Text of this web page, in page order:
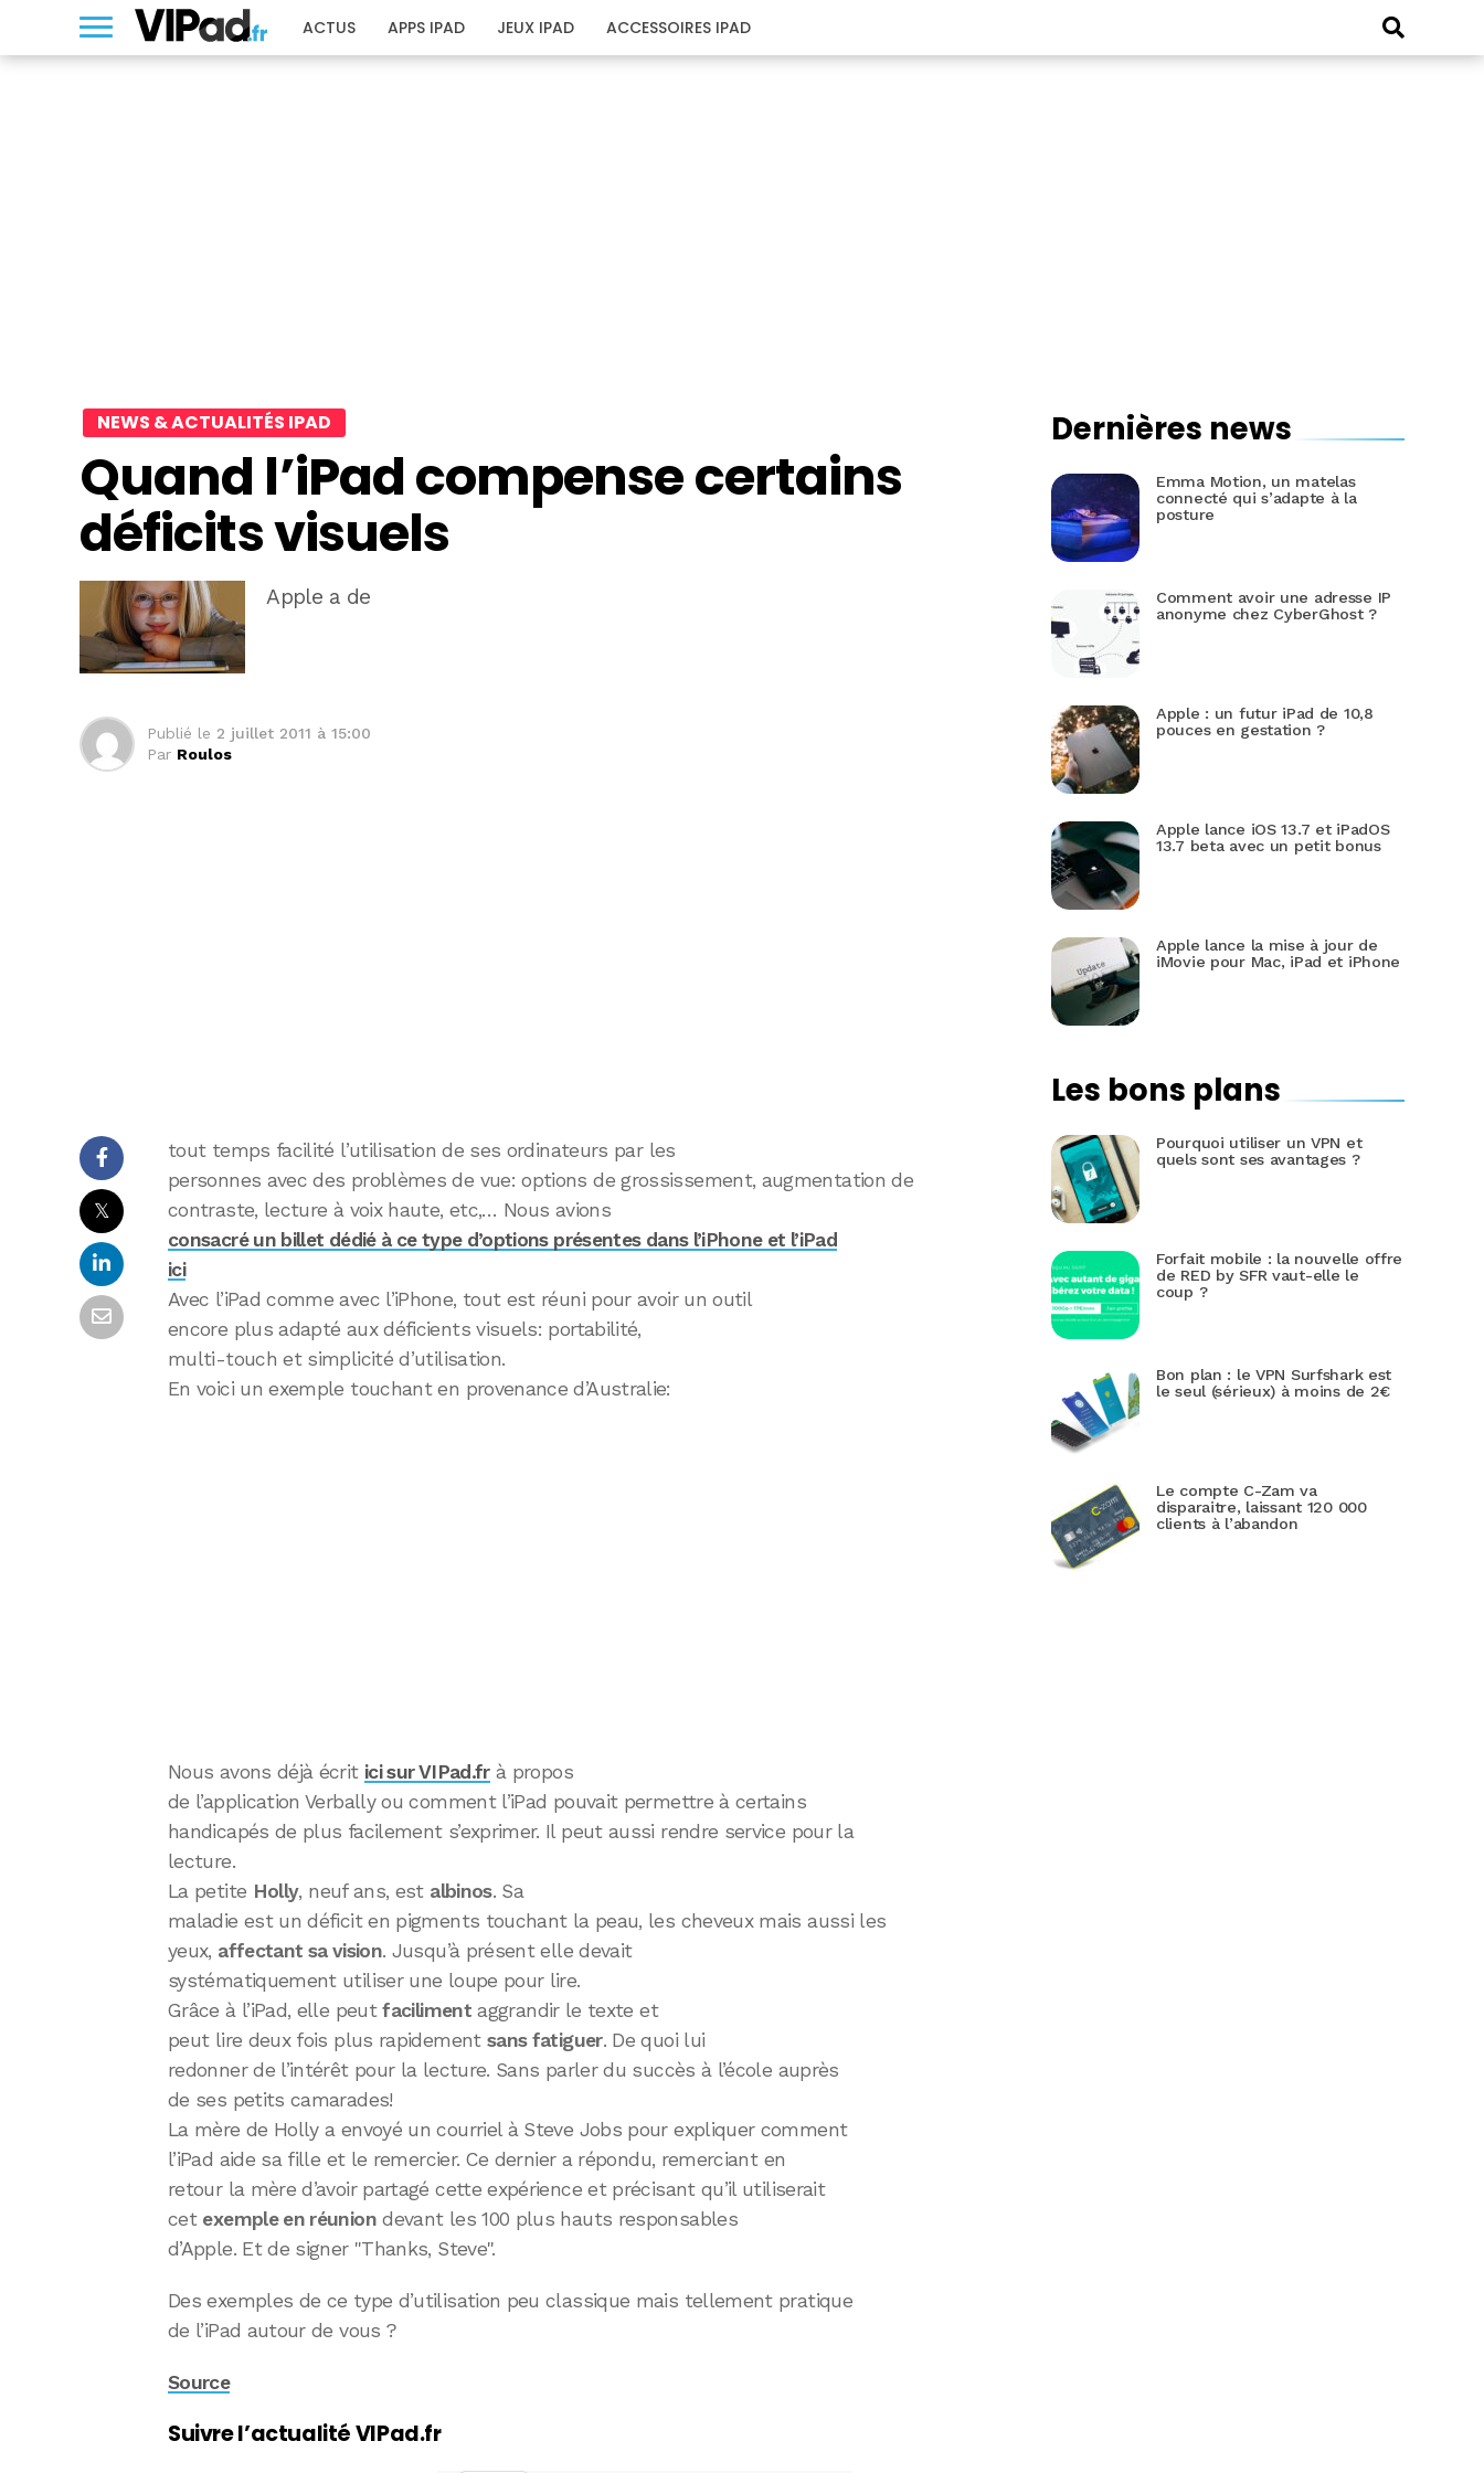
ACTUS APPS IPAD JEUX IPAD ACCESSOIRES IPAD
NEWS & ACTUALITÉS IPAD
Quand l’iPad compense certains
déficits visuels
Apple a de
Publié le 2 juillet 2011 à 15:00
Par Roulos
𝕏
tout temps facilité l’utilisation de ses ordinateurs par les
personnes avec des problèmes de vue: options de grossissement, augmentation de
contraste, lecture à voix haute, etc,… Nous avions
consacré un billet dédié à ce type d’options présentes dans l’iPhone et l’iPad
ici
Avec l’iPad comme avec l’iPhone, tout est réuni pour avoir un outil
encore plus adapté aux déficients visuels: portabilité,
multi-touch et simplicité d’utilisation.
En voici un exemple touchant en provenance d’Australie:
Nous avons déjà écrit ici sur VIPad.frà propos
de l’application Verbally ou comment l’iPad pouvait permettre à certains
handicapés de plus facilement s’exprimer. Il peut aussi rendre service pour la
lecture.
La petite Holly, neuf ans, est albinos. Sa
maladie est un déficit en pigments touchant la peau, les cheveux mais aussi les
yeux, affectant sa vision. Jusqu’à présent elle devait
systématiquement utiliser une loupe pour lire.
Grâce à l’iPad, elle peutfacilimentaggrandir le texte et
peut lire deux fois plus rapidement sans fatiguer. De quoi lui
redonner de l’intérêt pour la lecture. Sans parler du succès à l’école auprès
de ses petits camarades!
La mère de Holly a envoyé un courriel à Steve Jobs pour expliquer comment
l’iPad aide sa fille et le remercier. Ce dernier a répondu, remerciant en
retour la mère d’avoir partagé cette expérience et précisant qu’il utiliserait
cet exemple en réuniondevant les 100 plus hauts responsables
d’Apple. Et de signer "Thanks, Steve".
Des exemples de ce type d’utilisation peu classique mais tellement pratique
de l’iPad autour de vous ?
Source
Suivre l’actualité VIPad.fr
Dernières news
Emma Motion, un matelas
connecté qui s’adapte à la
posture
Comment avoir une adresse IP
anonyme chez CyberGhost ?
Apple : un futur iPad de 10,8
pouces en gestation ?
Apple lance iOS 13.7 et iPadOS
13.7 beta avec un petit bonus
Apple lance la mise à jour de
iMovie pour Mac, iPad et iPhone
Les bons plans
Pourquoi utiliser un VPN et
quels sont ses avantages ?
Forfait mobile : la nouvelle offre
de RED by SFR vaut-elle le
coup ?
Bon plan : le VPN Surfshark est
le seul (sérieux) à moins de 2€
Le compte C-Zam va
disparaitre, laissant 120 000
clients à l’abandon